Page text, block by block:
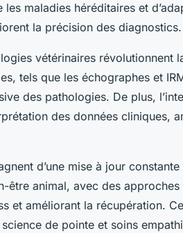
maladies héréditaires et
la précision des diagnostics.
vétérinaires révolutionnent
tels que les échographes et
des pathologies. De plus,
des données cliniques,
d’une mise à jour
être animal, avec des
et améliorant la récupération.
de pointe et soins